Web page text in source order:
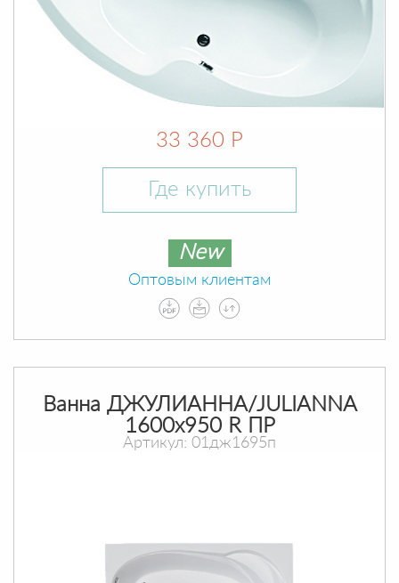
33 360 Р
Где купить
New
Оптовым клиентам
Ванна ДЖУЛИАННА/JULIANNA
1600х950 R ПР
Артикул: 01дж1695п